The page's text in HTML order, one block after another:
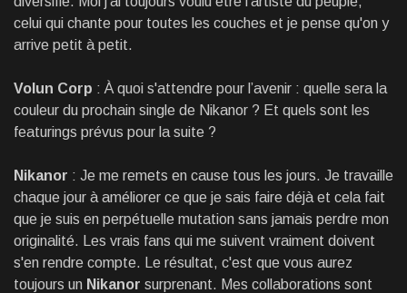
celui qui chante pour toutes les couches et je pense qu'on y
arrive petit à petit.
Volun Corp : À quoi s'attendre pour l’avenir : quelle sera la
couleur du prochain single de Nikanor ? Et quels sont les
featurings prévus pour la suite ?
Nikanor : Je me remets en cause tous les jours. Je travaille
chaque jour à améliorer ce que je sais faire déjà et cela fait
que je suis en perpétuelle mutation sans jamais perdre mon
originalité. Les vrais fans qui me suivent vraiment doivent
s'en rendre compte. Le résultat, c'est que vous aurez
toujours un Nikanor surprenant. Mes collaborations sont